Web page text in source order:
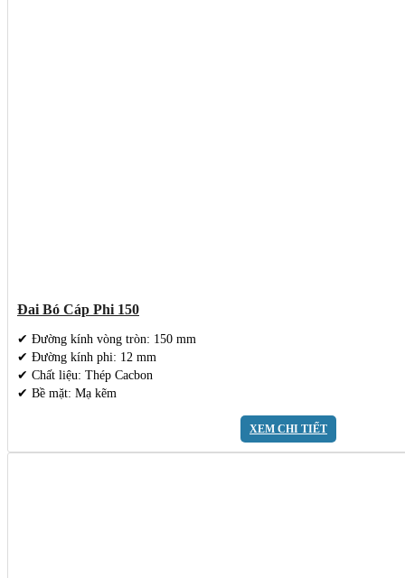
Đai Bó Cáp Phi 150
✔ Đường kính vòng tròn: 150 mm
✔ Đường kính phi: 12 mm
✔ Chất liệu: Thép Cacbon
✔ Bề mặt: Mạ kẽm
XEM CHI TIẾT